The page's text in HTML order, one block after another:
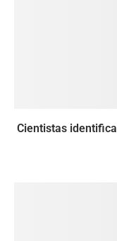
Cientistas